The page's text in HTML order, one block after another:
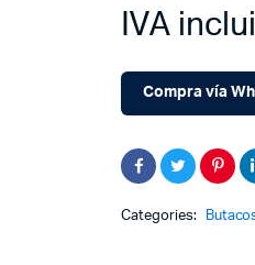
IVA
Compra vía
Categories: